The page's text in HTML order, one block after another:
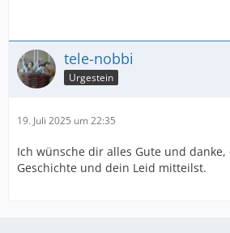
tele-nobbi
Urgestein
19. Juli 2025 um 22:35
Ich wünsche dir alles Gute und
Geschichte und dein Leid mitteilst.